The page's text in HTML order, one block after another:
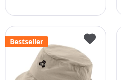
Bestseller